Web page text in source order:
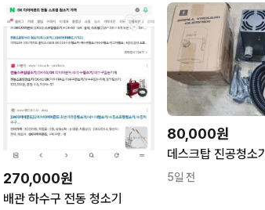
270,000원
배관 하수구 전동 청소기
80,000원
데스크탑 진공청소기
5일 전